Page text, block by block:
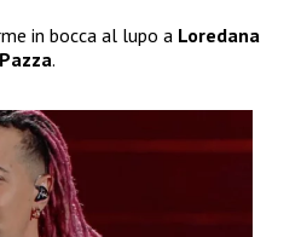
in bocca al lupo a Loredana
.